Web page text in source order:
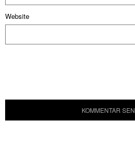
Website